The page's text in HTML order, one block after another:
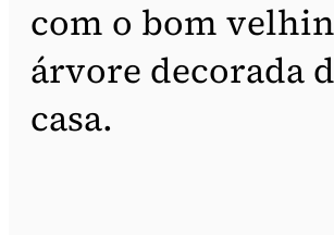
com o bom
árvore decorada
casa.